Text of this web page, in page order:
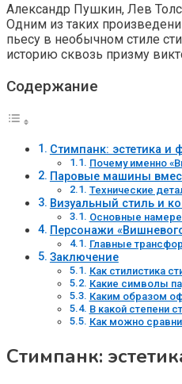
Александр Пушкин, Лев
Одним из таких
пьесу в необычном стиле
историю сквозь призму
Содержание
Стимпанк: эстетика и
Почему именно
Паровые машины
Технические
Визуальный стиль и
Основные
Персонажи
Главные
Заключение
Как стилистика
Какие символы
Каким образом
В какой степени
Как можно
Стимпанк: